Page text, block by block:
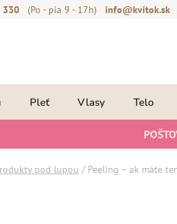
330 (Po - pia 9 - 17h) info@kvitok.sk
Pleť Vlasy Telo
pod lupou / Peeling – ak máte